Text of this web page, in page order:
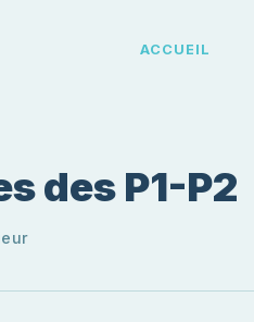
ACCUEIL
des P1-P2